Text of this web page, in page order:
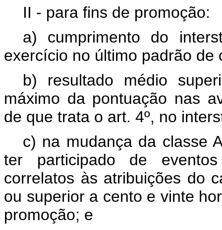
II - para fins de promoção:
a) cumprimento do
exercício no último padrão de
b) resultado médio
máximo da pontuação nas
de que trata o art. 4º, no
c) na mudança da classe
ter participado de
correlatos às atribuições do
ou superior a cento e vinte
promoção; e